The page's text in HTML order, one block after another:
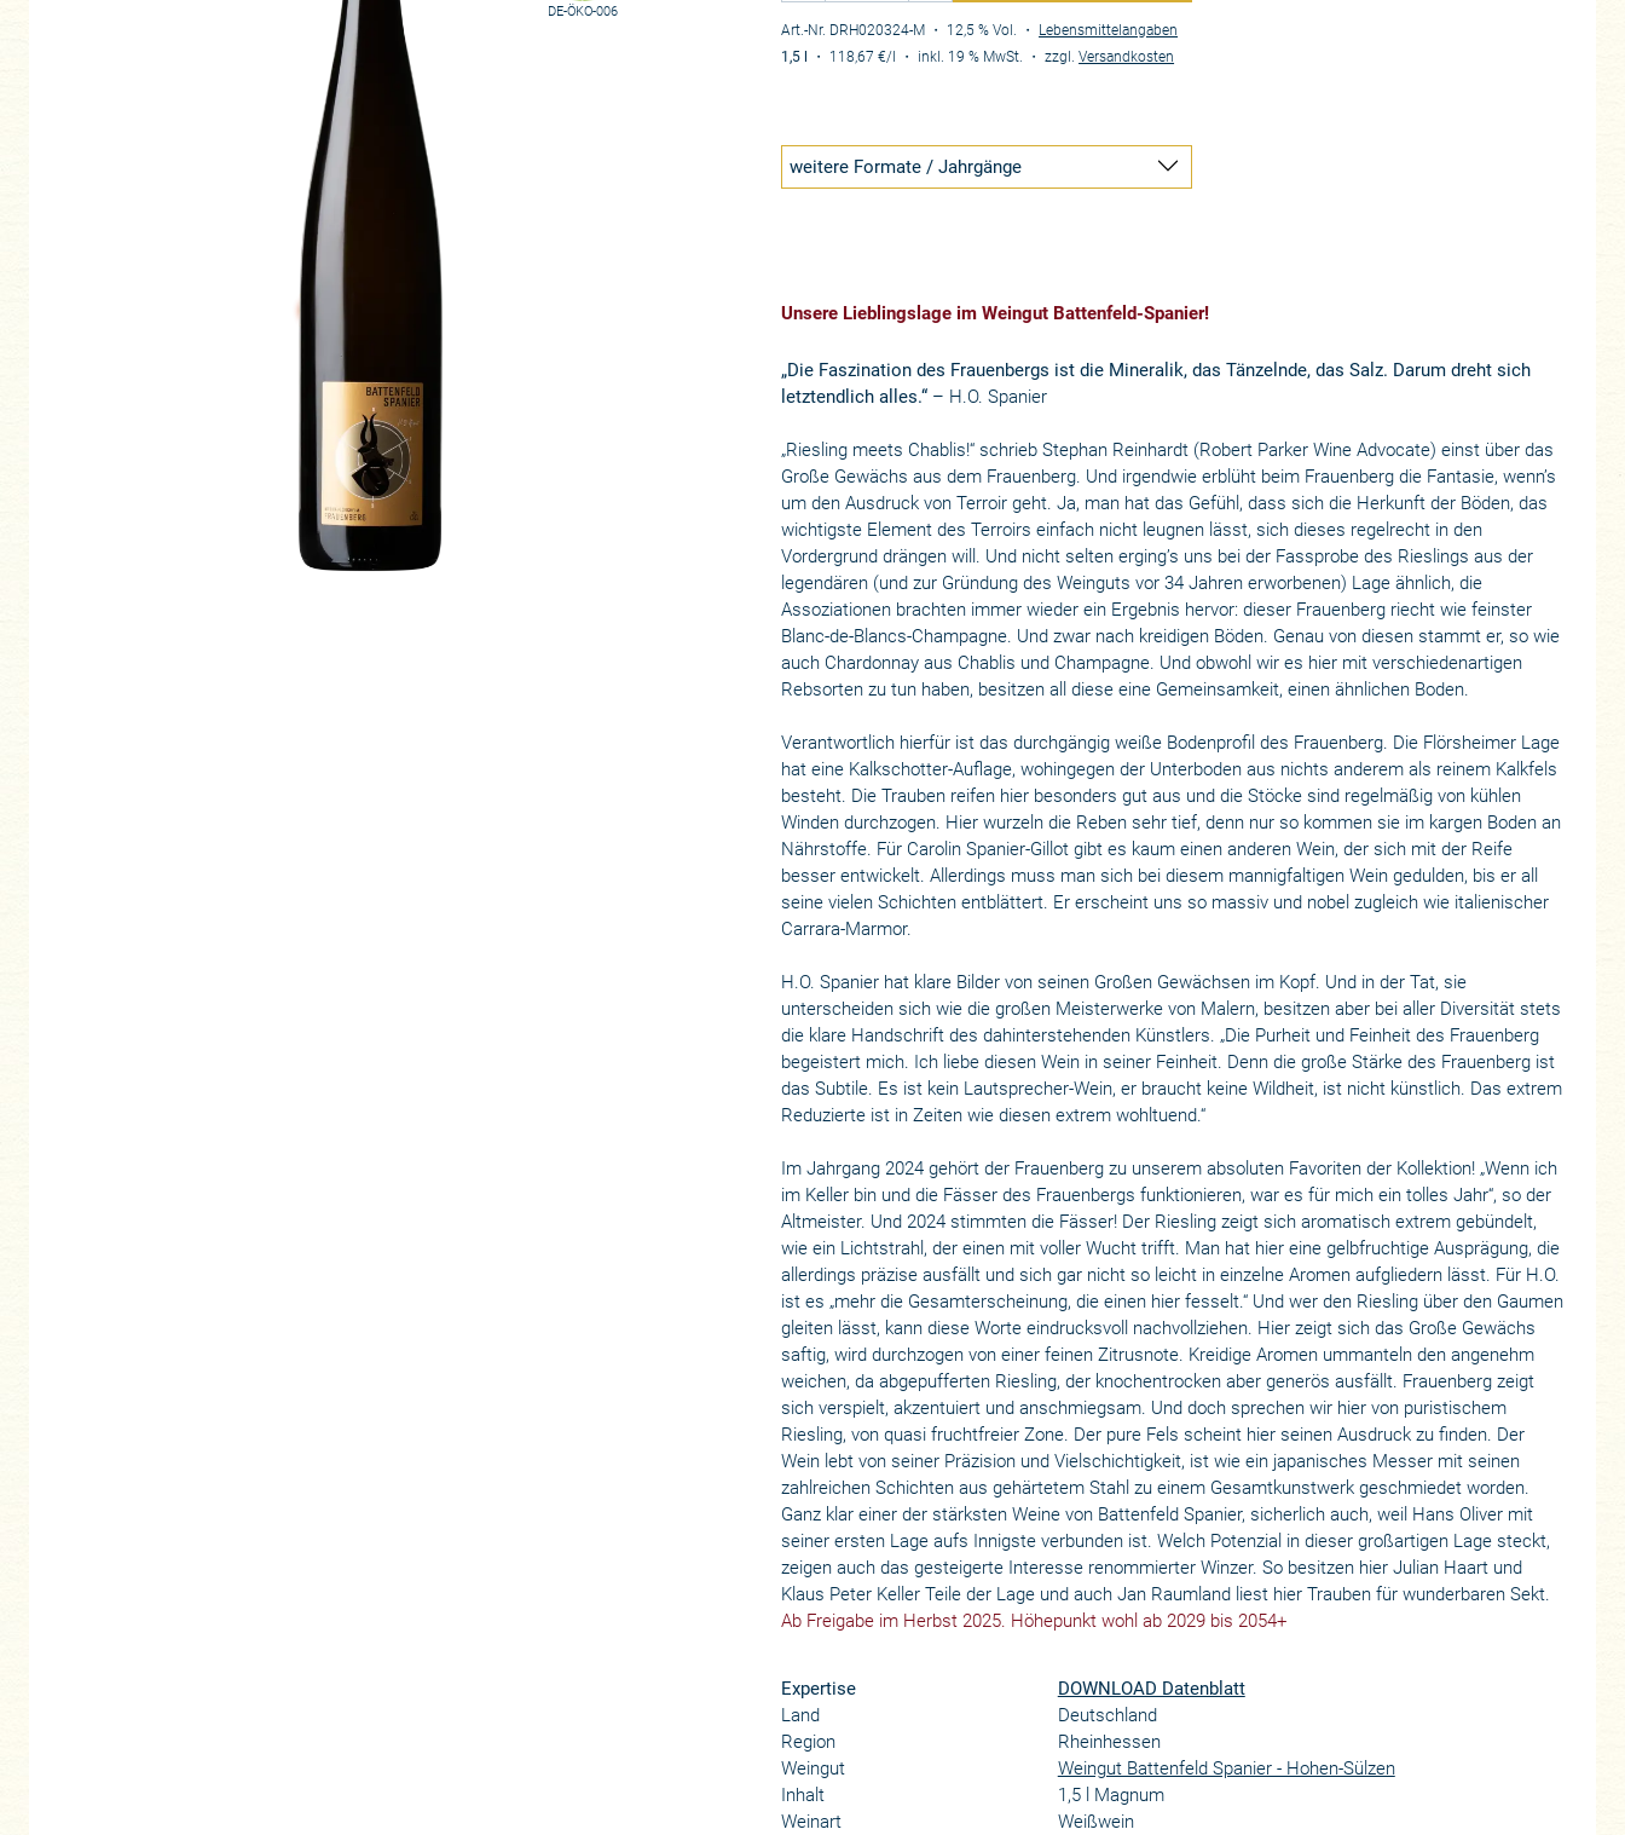
DE-ÖKO-006
Art.-Nr. DRH020324-M ・ 12,5 % Vol. ・ Lebensmittelangaben
1,5 l ・ 118,67 €/l ・ inkl. 19 % MwSt. ・zzgl.Versandkosten
weitere Formate / Jahrgänge
Unsere Lieblingslage im Weingut Battenfeld-Spanier!
„Die Faszination des Frauenbergs ist die Mineralik, das Tänzelnde, das Salz. Darum dreht sich
letztendlich alles.“ – H.O. Spanier
„Riesling meets Chablis!“ schrieb Stephan Reinhardt (Robert Parker Wine Advocate) einst über das
Große Gewächs aus dem Frauenberg. Und irgendwie erblüht beim Frauenberg die Fantasie, wenn’s
um den Ausdruck von Terroir geht. Ja, man hat das Gefühl, dass sich die Herkunft der Böden, das
wichtigste Element des Terroirs einfach nicht leugnen lässt, sich dieses regelrecht in den
Vordergrund drängen will. Und nicht selten erging’s uns bei der Fassprobe des Rieslings aus der
legendären (und zur Gründung des Weinguts vor 34 Jahren erworbenen) Lage ähnlich, die
Assoziationen brachten immer wieder ein Ergebnis hervor: dieser Frauenberg riecht wie feinster
Blanc-de-Blancs-Champagne. Und zwar nach kreidigen Böden. Genau von diesen stammt er, so wie
auch Chardonnay aus Chablis und Champagne. Und obwohl wir es hier mit verschiedenartigen
Rebsorten zu tun haben, besitzen all diese eine Gemeinsamkeit, einen ähnlichen Boden.
Verantwortlich hierfür ist das durchgängig weiße Bodenprofil des Frauenberg. Die Flörsheimer Lage
hat eine Kalkschotter-Auflage, wohingegen der Unterboden aus nichts anderem als reinem Kalkfels
besteht. Die Trauben reifen hier besonders gut aus und die Stöcke sind regelmäßig von kühlen
Winden durchzogen. Hier wurzeln die Reben sehr tief, denn nur so kommen sie im kargen Boden an
Nährstoffe. Für Carolin Spanier-Gillot gibt es kaum einen anderen Wein, der sich mit der Reife
besser entwickelt. Allerdings muss man sich bei diesem mannigfaltigen Wein gedulden, bis er all
seine vielen Schichten entblättert. Er erscheint uns so massiv und nobel zugleich wie italienischer
Carrara-Marmor.
H.O. Spanier hat klare Bilder von seinen Großen Gewächsen im Kopf. Und in der Tat, sie
unterscheiden sich wie die großen Meisterwerke von Malern, besitzen aber bei aller Diversität stets
die klare Handschrift des dahinterstehenden Künstlers. „Die Purheit und Feinheit des Frauenberg
begeistert mich. Ich liebe diesen Wein in seiner Feinheit. Denn die große Stärke des Frauenberg ist
das Subtile. Es ist kein Lautsprecher-Wein, er braucht keine Wildheit, ist nicht künstlich. Das extrem
Reduzierte ist in Zeiten wie diesen extrem wohltuend.“
Im Jahrgang 2024 gehört der Frauenberg zu unserem absoluten Favoriten der Kollektion! „Wenn ich
im Keller bin und die Fässer des Frauenbergs funktionieren, war es für mich ein tolles Jahr“, so der
Altmeister. Und 2024 stimmten die Fässer! Der Riesling zeigt sich aromatisch extrem gebündelt,
wie ein Lichtstrahl, der einen mit voller Wucht trifft. Man hat hier eine gelbfruchtige Ausprägung, die
allerdings präzise ausfällt und sich gar nicht so leicht in einzelne Aromen aufgliedern lässt. Für H.O.
ist es „mehr die Gesamterscheinung, die einen hier fesselt.“ Und wer den Riesling über den Gaumen
gleiten lässt, kann diese Worte eindrucksvoll nachvollziehen. Hier zeigt sich das Große Gewächs
saftig, wird durchzogen von einer feinen Zitrusnote. Kreidige Aromen ummanteln den angenehm
weichen, da abgepufferten Riesling, der knochentrocken aber generös ausfällt. Frauenberg zeigt
sich verspielt, akzentuiert und anschmiegsam. Und doch sprechen wir hier von puristischem
Riesling, von quasi fruchtfreier Zone. Der pure Fels scheint hier seinen Ausdruck zu finden. Der
Wein lebt von seiner Präzision und Vielschichtigkeit, ist wie ein japanisches Messer mit seinen
zahlreichen Schichten aus gehärtetem Stahl zu einem Gesamtkunstwerk geschmiedet worden.
Ganz klar einer der stärksten Weine von Battenfeld Spanier, sicherlich auch, weil Hans Oliver mit
seiner ersten Lage aufs Innigste verbunden ist. Welch Potenzial in dieser großartigen Lage steckt,
zeigen auch das gesteigerte Interesse renommierter Winzer. So besitzen hier Julian Haart und
Klaus Peter Keller Teile der Lage und auch Jan Raumland liest hier Trauben für wunderbaren Sekt.
Ab Freigabe im Herbst 2025. Höhepunkt wohl ab 2029 bis 2054+
Expertise
DOWNLOAD Datenblatt
Land
Deutschland
Region
Rheinhessen
Weingut
Weingut Battenfeld Spanier - Hohen-Sülzen
Inhalt
1,5 l Magnum
Weinart
Weißwein